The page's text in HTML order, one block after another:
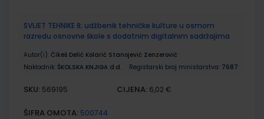
SVIJET TEHNIKE 8; udžbenik tehničke kulture u osmom
razredu osnovne škole s dodatnim digitalnim sadržajima
Autor(i): Čikeš Delić Kolarić Stanojević Zenzerović
Nakladnik: ŠKOLSKA KNJIGA d.d. Registarski broj ministarstva: 7687
SKU: 569195 CIJENA: 6,02 €
ŠIFRA OMOTA: 500744